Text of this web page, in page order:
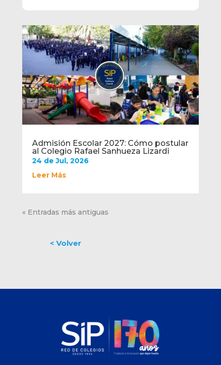
Admisión Escolar 2027: Cómo postular
al Colegio Rafael Sanhueza Lizardi
24 de Jul, 2026
Leer Más
« Entradas más antiguas